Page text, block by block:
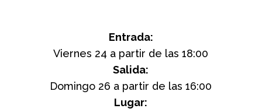
Entrada:
Viernes 24 a partir de las 18:00
Salida:
Domingo 26 a partir de las 16:00
Lugar: